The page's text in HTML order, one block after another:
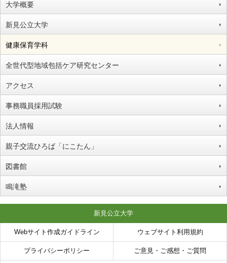
大学概要
新見公立大学
健康保育学科
全世代型地域包括ケア研究センター
アクセス
事務職員採用試験
法人情報
親子交流ひろば「にこたん」
図書館
鳴滝塾
新見公立大学
Webサイト作成ガイドライン ウェブサイト利用規約
プライバシーポリシー ご意見・ご感想・ご質問